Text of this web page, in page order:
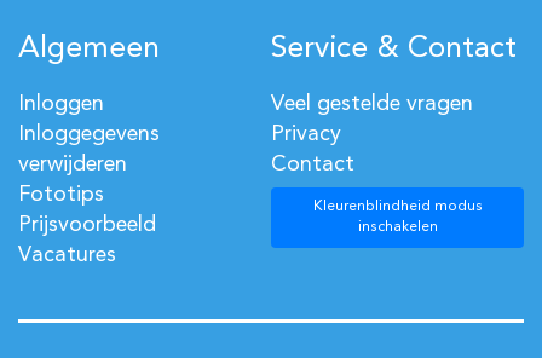
Algemeen
Inloggen
Inloggegevens
verwijderen
Fototips
Prijsvoorbeeld
Vacatures
Service & Contact
Veel gestelde vragen
Privacy
Contact
Kleurenblindheid modus
inschakelen